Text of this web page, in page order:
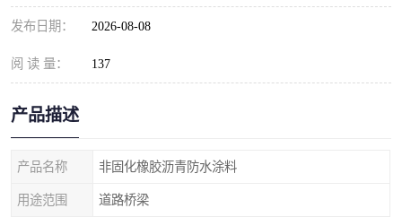
发布日期： 2026-08-08
阅 读 量： 137
产品描述
产品名称 非固化橡胶沥青防水涂料
用途范围 道路桥梁